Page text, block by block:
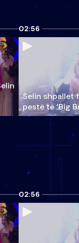
02:56
Selin shpallet
pestë të ‘Big
02:56